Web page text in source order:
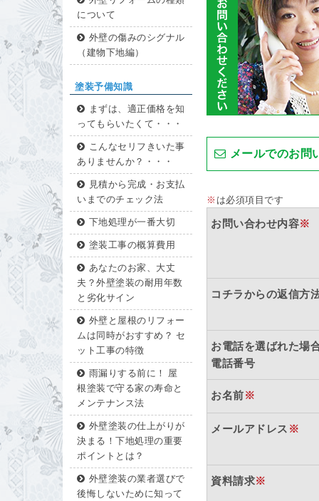
について
外壁の傷みのシグナル
（建物下地編）
塗装予備知識
まずは、適正価格を知
ってもらいたくて・・・
こんなセリフきいた事
ありませんか？・・・
見積から完成・お支払
いまでのチェック法
下地処理が一番大切
塗装工事の概算費用
あなたのお家、大丈
夫？外壁塗装の耐用年数
と劣化サイン
外壁と屋根のリフォー
ムは同時がおすすめ？ セ
ット工事の特徴
雨漏りする前に！ 屋
根塗装で守る家の寿命と
メンテナンス法
外壁塗装の仕上がりが
決まる！下地処理の重要
ポイントとは？
外壁塗装の業者選びで
後悔しないために知って
メールでのお問
※ は必須項目です
お問い合わせ内容※
コチラからの返信方
お電話を選ばれた場
電話番号
お名前※
メールアドレス ※
資料請求※